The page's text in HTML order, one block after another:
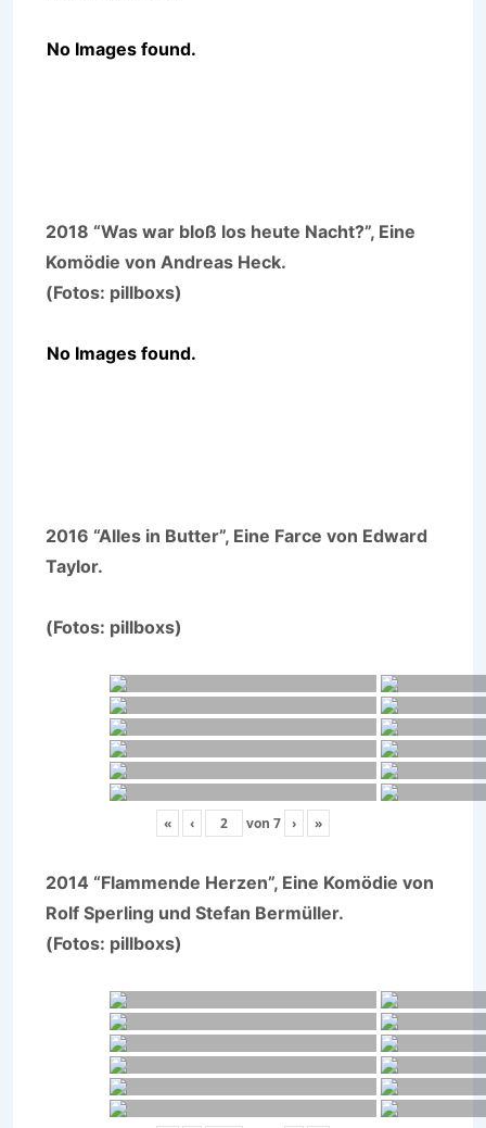
No Images found.
2018 “Was war bloß los heute Nacht?”, Eine
Komödie von Andreas Heck.
(Fotos: pillboxs)
No Images found.
2016 “Alles in Butter”, Eine Farce von Edward
Taylor.
(Fotos: pillboxs)
« ‹ von 7 › »
2014 “Flammende Herzen”, Eine Komödie von
Rolf Sperling und Stefan Bermüller.
(Fotos: pillboxs)